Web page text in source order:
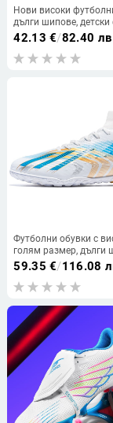
Нови високи
дълги шипове,
обувки за трева,
противоплъзгащи се
Zapatos De Futbol,
42.13 €/82.40 лв
Футболни обувки с
голям размер, дълги
за изкуствена трева,
тренировъчни
59.35 €/116.08